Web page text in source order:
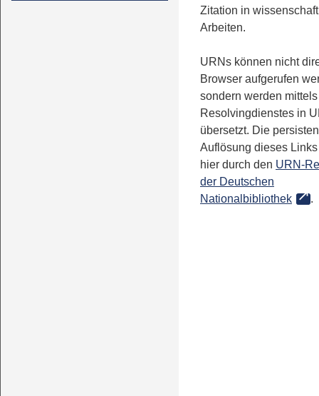
Zitation in
Arbeiten.
URNs können nicht
Browser aufgerufen
sondern werden
Resolvingdienstes in
übersetzt. Die
Auflösung dieses
hier durch den URN-
der Deutschen
Nationalbibliothek
.